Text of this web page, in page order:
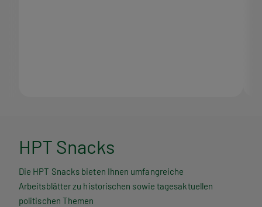
H
P
T
HPT Snacks
Die HPT Snacks bieten Ihnen umfangreiche
Arbeitsblätter zu historischen sowie tagesaktuellen
politischen Themen